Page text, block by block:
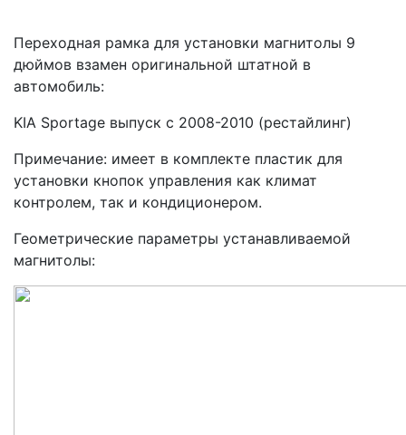
Переходная рамка для установки магнитолы 9
дюймов взамен оригинальной штатной в
автомобиль:
KIA Sportage выпуск с 2008-2010 (рестайлинг)
Примечание: имеет в комплекте пластик для
установки кнопок управления как климат
контролем, так и кондиционером.
Геометрические параметры устанавливаемой
магнитолы: